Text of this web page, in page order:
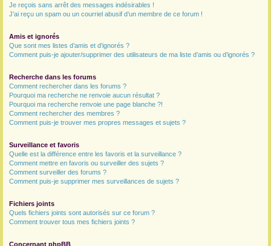
Je reçois sans arrêt des messages indésirables !
J’ai reçu un spam ou un courriel abusif d’un membre de ce forum !
Amis et ignorés
Que sont mes listes d’amis et d’ignorés ?
Comment puis-je ajouter/supprimer des utilisateurs de ma liste d’amis ou d’ignorés ?
Recherche dans les forums
Comment rechercher dans les forums ?
Pourquoi ma recherche ne renvoie aucun résultat ?
Pourquoi ma recherche renvoie une page blanche ?!
Comment rechercher des membres ?
Comment puis-je trouver mes propres messages et sujets ?
Surveillance et favoris
Quelle est la différence entre les favoris et la surveillance ?
Comment mettre en favoris ou surveiller des sujets ?
Comment surveiller des forums ?
Comment puis-je supprimer mes surveillances de sujets ?
Fichiers joints
Quels fichiers joints sont autorisés sur ce forum ?
Comment trouver tous mes fichiers joints ?
Concernant phpBB